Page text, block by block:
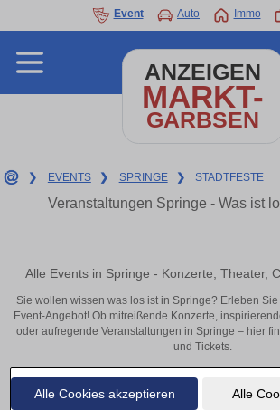
Alle Cookies akzeptieren Alle
Event Auto Immo
ANZEIGEN
MARKT-
GARBSEN
❯ EVENTS ❯ SPRINGE ❯ STADTFESTE
Veranstaltungen Springe - Was ist
Alle Events in Springe - Konzerte, Theater,
Sie wollen wissen was los ist in Springe? Erleben
Event-Angebot! Ob mitreißende Konzerte,
oder aufregende Veranstaltungen in Springe – hier
und Tickets.